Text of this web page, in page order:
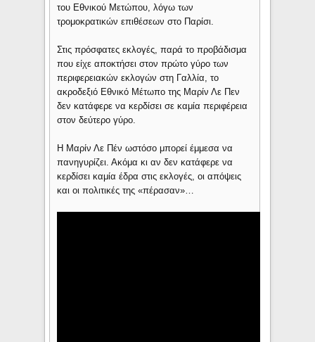
του Εθνικού Μετώπου, λόγω των
τρομοκρατικών επιθέσεων στο Παρίσι.
Στις πρόσφατες εκλογές, παρά το προβάδισμα
που είχε αποκτήσει στον πρώτο γύρο των
περιφερειακών εκλογών στη Γαλλία, το
ακροδεξιό Εθνικό Μέτωπο της Μαρίν Λε Πεν
δεν κατάφερε να κερδίσει σε καμία περιφέρεια
στον δεύτερο γύρο.
Η Μαρίν Λε Πέν ωστόσο μπορεί έμμεσα να
πανηγυρίζει. Ακόμα κι αν δεν κατάφερε να
κερδίσει καμία έδρα στις εκλογές, οι απόψεις
και οι πολιτικές της «πέρασαν»…